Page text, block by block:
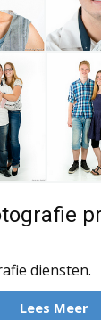
diensten.
Lees Meer